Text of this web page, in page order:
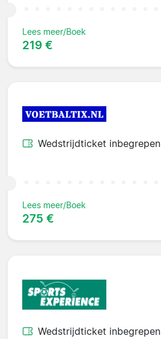
Lees meer/Boek
219 €
Wedstrijdticket inbegrepen
Lees meer/Boek
275 €
Wedstrijdticket inbegrepen